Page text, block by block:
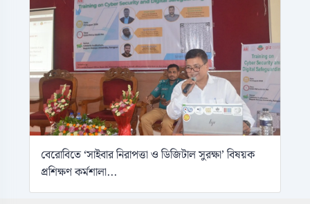
বেরোবিতে ‘সাইবার নিরাপত্তা ও ডিজিটাল সুরক্ষা’ বিষয়ক
প্রশিক্ষণ কর্মশালা...